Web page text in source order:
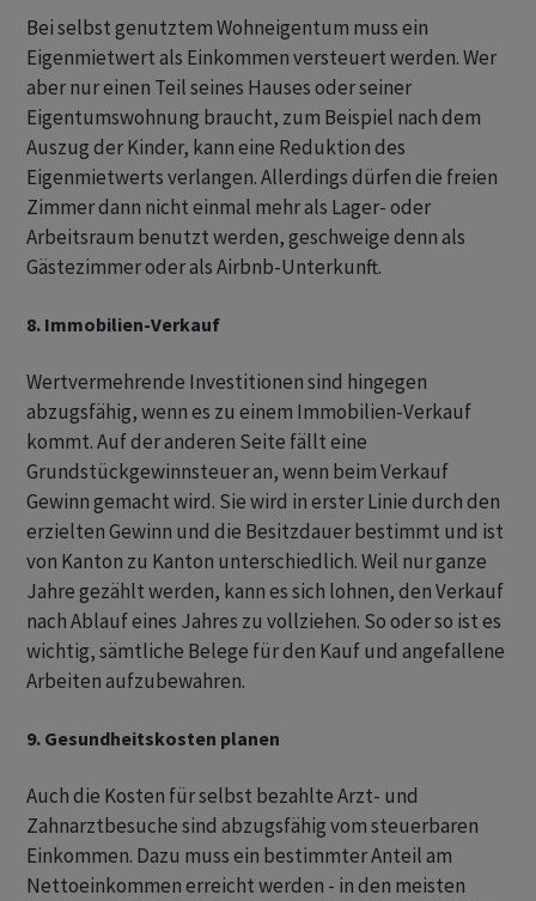
Bei selbst genutztem Wohneigentum muss ein
Eigenmietwert als Einkommen versteuert werden. Wer
aber nur einen Teil seines Hauses oder seiner
Eigentumswohnung braucht, zum Beispiel nach dem
Auszug der Kinder, kann eine Reduktion des
Eigenmietwerts verlangen. Allerdings dürfen die freien
Zimmer dann nicht einmal mehr als Lager- oder
Arbeitsraum benutzt werden, geschweige denn als
Gästezimmer oder als Airbnb-Unterkunft.
8. Immobilien-Verkauf
Wertvermehrende Investitionen sind hingegen
abzugsfähig, wenn es zu einem Immobilien-Verkauf
kommt. Auf der anderen Seite fällt eine
Grundstückgewinnsteuer an, wenn beim Verkauf
Gewinn gemacht wird. Sie wird in erster Linie durch den
erzielten Gewinn und die Besitzdauer bestimmt und ist
von Kanton zu Kanton unterschiedlich. Weil nur ganze
Jahre gezählt werden, kann es sich lohnen, den Verkauf
nach Ablauf eines Jahres zu vollziehen. So oder so ist es
wichtig, sämtliche Belege für den Kauf und angefallene
Arbeiten aufzubewahren.
9. Gesundheitskosten planen
Auch die Kosten für selbst bezahlte Arzt- und
Zahnarztbesuche sind abzugsfähig vom steuerbaren
Einkommen. Dazu muss ein bestimmter Anteil am
Nettoeinkommen erreicht werden - in den meisten